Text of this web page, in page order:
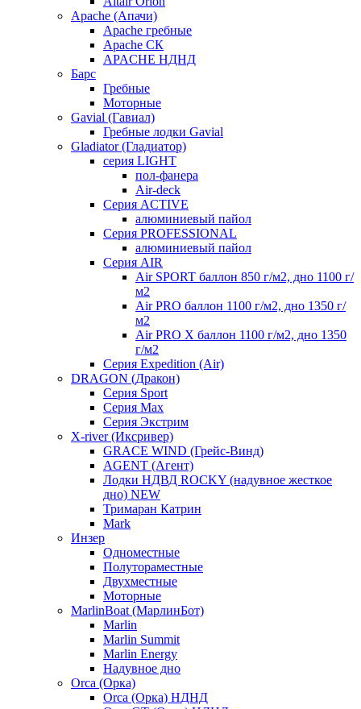
Apache (Апачи)
Apache гребные
Apache СК
APACHE НДНД
Барс
Гребные
Моторные
Gavial (Гавиал)
Гребные лодки Gavial
Gladiator (Гладиатор)
серия LIGHT
пол-фанера
Air-deck
Серия ACTIVE
алюминиевый пайол
Серия PROFESSIONAL
алюминиевый пайол
Серия AIR
Air SPORT баллон 850 г/м2, дно 1100 г/
м2
Air PRO баллон 1100 г/м2, дно 1350 г/
м2
Air PRO X баллон 1100 г/м2, дно 1350
г/м2
Серия Expedition (Air)
DRAGON (Дракон)
Серия Sport
Серия Max
Серия Экстрим
X-river (Иксривер)
GRACE WIND (Грейс-Винд)
AGENT (Агент)
Лодки НДВД ROCKY (надувное жесткое
дно) NEW
Тримаран Катрин
Mark
Инзер
Одноместные
Полутораместные
Двухместные
Моторные
MarlinBoat (МарлинБот)
Marlin
Marlin Summit
Marlin Energy
Надувное дно
Orca (Орка)
Orca (Орка) НДНД